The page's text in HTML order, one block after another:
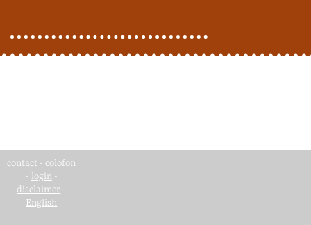
contact - colofon
- login -
disclaimer -
English